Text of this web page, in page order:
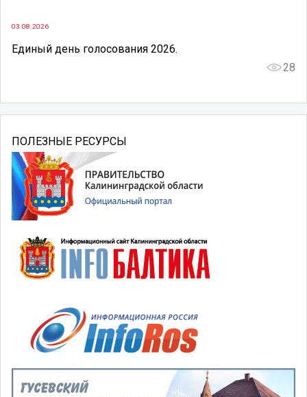
03.08.2026
Единый день голосования 2026.
28
ПОЛЕЗНЫЕ РЕСУРСЫ